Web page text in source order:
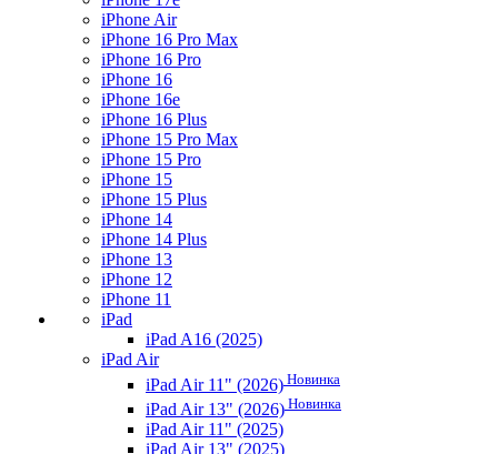
iPhone Air
iPhone 16 Pro Max
iPhone 16 Pro
iPhone 16
iPhone 16e
iPhone 16 Plus
iPhone 15 Pro Max
iPhone 15 Pro
iPhone 15
iPhone 15 Plus
iPhone 14
iPhone 14 Plus
iPhone 13
iPhone 12
iPhone 11
iPad
iPad A16 (2025)
iPad Air
iPad Air 11" (2026) Новинка
iPad Air 13" (2026) Новинка
iPad Air 11" (2025)
iPad Air 13" (2025)